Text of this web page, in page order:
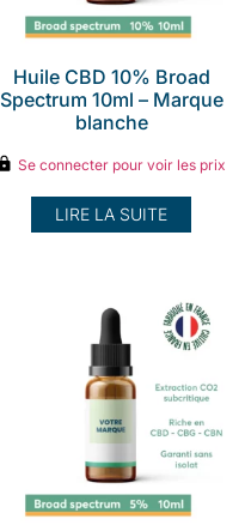
Huile CBD 10% Broad
Spectrum 10ml – Marque
blanche
Se connecter pour voir les prix
LIRE LA SUITE